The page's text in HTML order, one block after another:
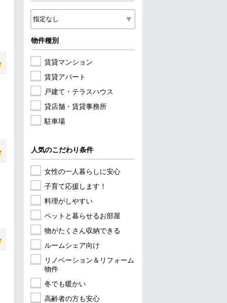
物件種別
賃貸マンション
賃貸アパート
戸建て・テラスハウス
貸店舗・賃貸事務所
駐車場
人気のこだわり条件
女性の一人暮らしに安心
子育て応援します！
料理がしやすい
ペットと暮らせるお部屋
物がたくさん収納できる
ルームシェア向け
リノベーション＆リフォーム
物件
冬でも暖かい
高齢者の方も安心